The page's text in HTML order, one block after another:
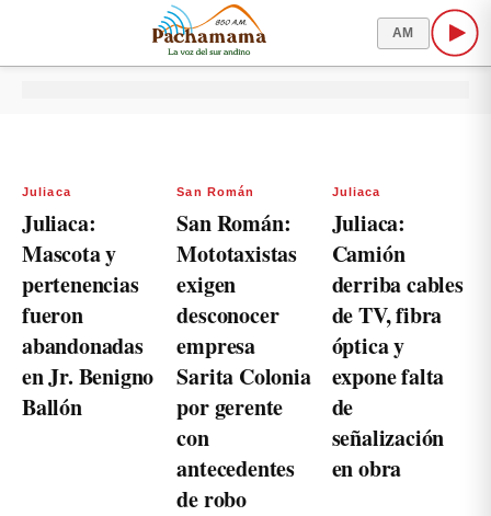
AM
Juliaca
Juliaca:
Mascota y
pertenencias
fueron
abandonadas
en Jr. Benigno
Ballón
San Román
San Román:
Mototaxistas
exigen
desconocer
empresa
Sarita Colonia
por gerente
con
antecedentes
de robo
Juliaca
Juliaca:
Camión
derriba cables
de TV, fibra
óptica y
expone falta
de
señalización
en obra